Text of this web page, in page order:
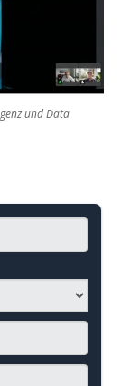
und Data